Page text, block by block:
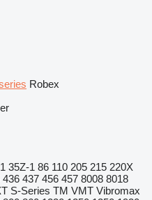
Robex
35Z-1 86 110 205 215 220X
436 437 456 457 8008 8018
S-Series TM VMT Vibromax